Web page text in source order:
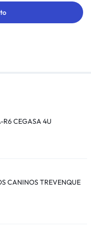
R6 CEGASA 4U
CANINOS TREVENQUE